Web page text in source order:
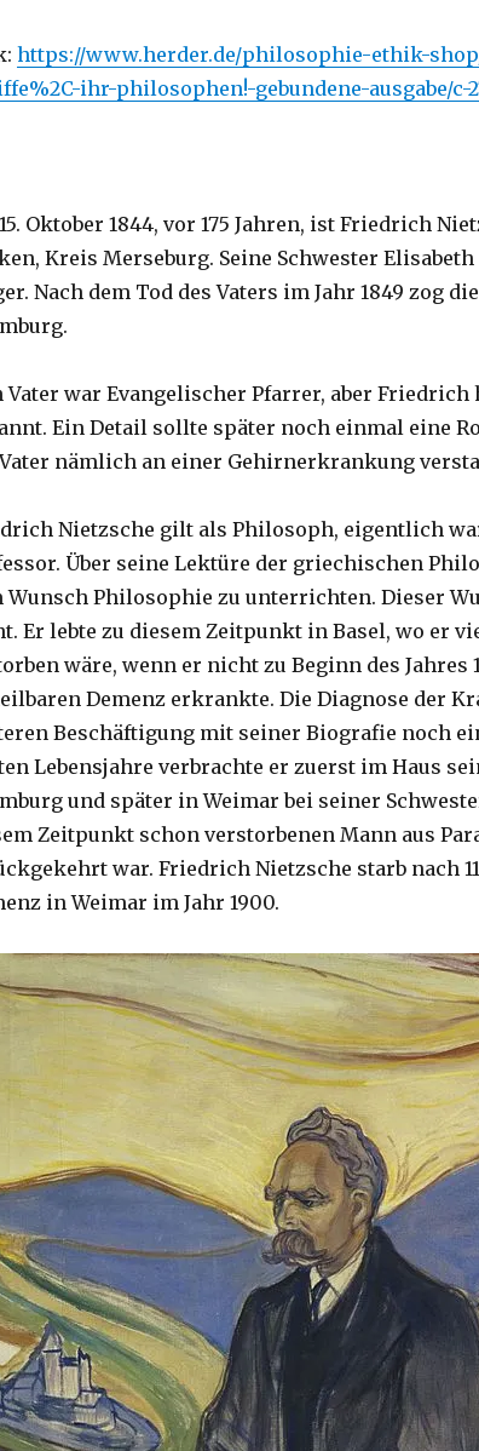
https://www.herder.de/philosophie-ethik-
ihr-philosophen!-gebundene-ausgabe/c-
Oktober 1844, vor 175 Jahren, ist Friedrich
Kreis Merseburg. Seine Schwester
Nach dem Tod des Vaters im Jahr 1849 zog
Vater war Evangelischer Pfarrer, aber
Ein Detail sollte später noch einmal eine
nämlich an einer Gehirnerkrankung
Nietzsche gilt als Philosoph, eigentlich
Über seine Lektüre der griechischen
Wunsch Philosophie zu unterrichten. Dieser
Er lebte zu diesem Zeitpunkt in Basel, wo er
wäre, wenn er nicht zu Beginn des Jahres
Demenz erkrankte. Die Diagnose der
Beschäftigung mit seiner Biografie noch
Lebensjahre verbrachte er zuerst im Haus
und später in Weimar bei seiner
Zeitpunkt schon verstorbenen Mann aus
war. Friedrich Nietzsche starb nach
in Weimar im Jahr 1900.